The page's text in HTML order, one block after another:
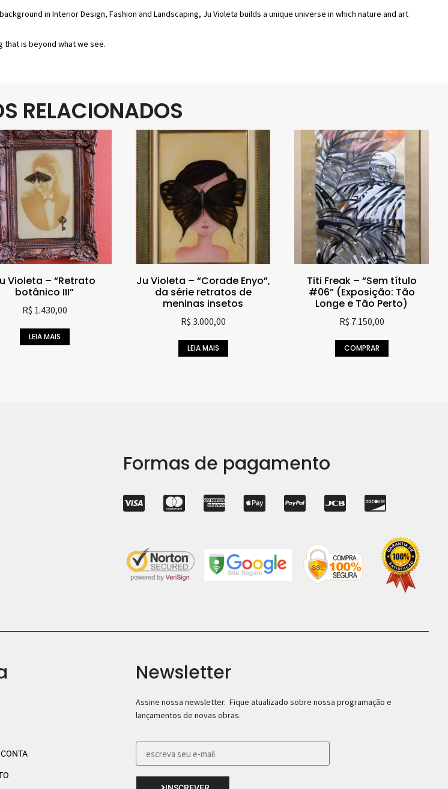
in Interior Design, Fashion and Landscaping, Ju Violeta builds a unique universe in which nature and art
is beyond what we see.
RELACIONADOS
Violeta – “Retrato
botânico III”
R$ 1.430,00
LEIA MAIS
Ju Violeta – “Corade Enyo”,
da série retratos de
meninas insetos
R$ 3.000,00
LEIA MAIS
Titi Freak – “Sem título
#06” (Exposição: Tão
Longe e Tão Perto)
R$ 7.150,00
COMPRAR
Formas de pagamento
Newsletter
Assine nossa newsletter. Fique atualizado sobre nossa programação e
lançamentos de novas obras.